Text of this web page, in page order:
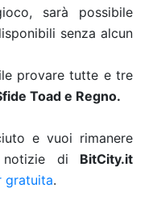
sarà possibile
senza alcun
provare tutte e tre
Toad e Regno.
e vuoi rimanere
notizie di BitCity.it
gratuita.